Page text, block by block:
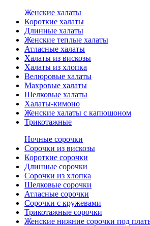
Женские халаты
Короткие халаты
Длинные халаты
Женские теплые халаты
Атласные халаты
Халаты из вискозы
Халаты из хлопка
Велюровые халаты
Махровые халаты
Шелковые халаты
Халаты-кимоно
Женские халаты с капюшоном
Трикотажные
Ночные сорочки
Сорочки из вискозы
Короткие сорочки
Длинные сорочки
Сорочки из хлопка
Шелковые сорочки
Атласные сорочки
Сорочки с кружевами
Трикотажные сорочки
Женские нижние сорочки под